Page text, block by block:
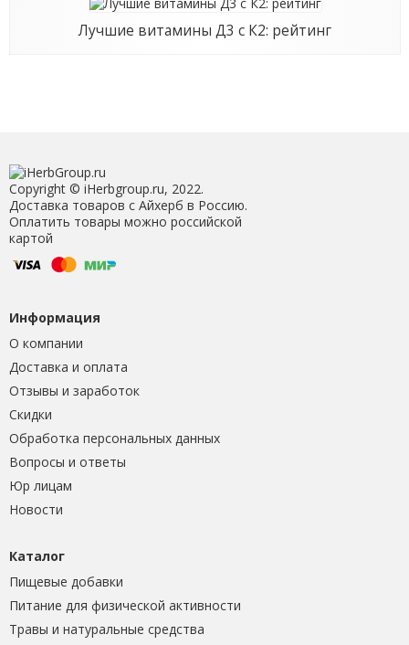
Лучшие витамины Д3 с К2: рейтинг
Copyright © iHerbgroup.ru, 2022.
Доставка товаров с Айхерб в Россию.
Оплатить товары можно российской
картой
Информация
О компании
Доставка и оплата
Отзывы и заработок
Скидки
Обработка персональных данных
Вопросы и ответы
Юр лицам
Новости
Каталог
Пищевые добавки
Питание для физической активности
Травы и натуральные средства